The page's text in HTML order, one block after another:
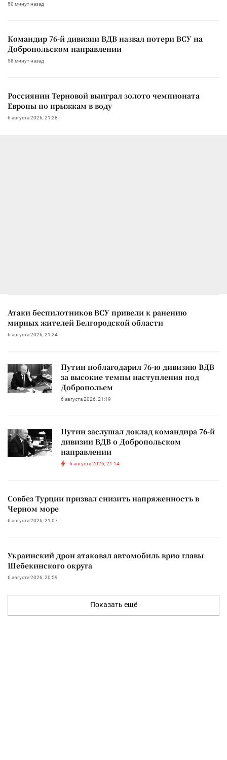
50 минут назад
Командир 76-й дивизии ВДВ назвал потери ВСУ на
Добропольском направлении
58 минут назад
Россиянин Терновой выиграл золото чемпионата
Европы по прыжкам в воду
6 августа 2026, 21:28
Атаки беспилотников ВСУ привели к ранению
мирных жителей Белгородской области
6 августа 2026, 21:24
Путин поблагодарил 76-ю дивизию ВДВ
за высокие темпы наступления под
Добропольем
6 августа 2026, 21:19
Путин заслушал доклад командира 76-й
дивизии ВДВ о Добропольском
направлении
6 августа 2026, 21:14
Совбез Турции призвал снизить напряженность в
Черном море
6 августа 2026, 21:07
Украинский дрон атаковал автомобиль врио главы
Шебекинского округа
6 августа 2026, 20:59
Показать ещё